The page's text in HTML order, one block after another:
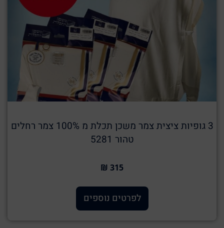
3 גופיות ציצית צמר משכן תכלת מ 100% צמר רחלים
טהור 5281
315 ₪
לפרטים נוספים